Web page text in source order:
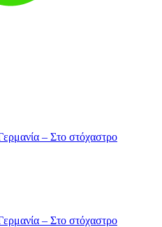
– Στο στόχαστρο
– Στο στόχαστρο